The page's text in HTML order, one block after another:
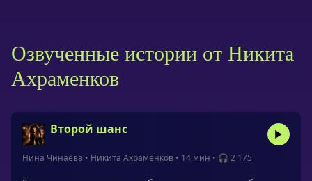
Озвученные истории от Никита
Ахраменков
Второй шанс
Нина Чинаева • Никита Ахраменков • 14 мин • 🎧 2 175